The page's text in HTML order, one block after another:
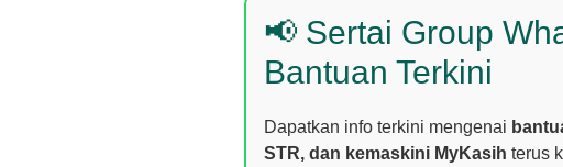
📢 Sertai Group
Bantuan Terkini
Dapatkan info terkini mengenai
STR, dan kemaskini MyKasih terus